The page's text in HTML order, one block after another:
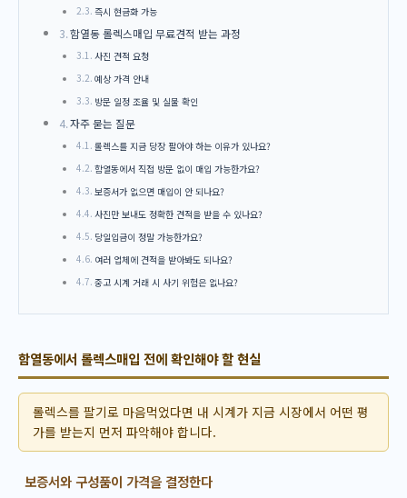
즉시 현금화 가능
함열동 롤렉스매입 무료견적 받는 과정
사진 견적 요청
예상 가격 안내
방문 일정 조율 및 실물 확인
자주 묻는 질문
롤렉스를 지금 당장 팔아야 하는 이유가 있나요?
함열동에서 직접 방문 없이 매입 가능한가요?
보증서가 없으면 매입이 안 되나요?
사진만 보내도 정확한 견적을 받을 수 있나요?
당일입금이 정말 가능한가요?
여러 업체에 견적을 받아봐도 되나요?
중고 시계 거래 시 사기 위험은 없나요?
함열동에서 롤렉스매입 전에 확인해야 할 현실
롤렉스를 팔기로 마음먹었다면 내 시계가 지금 시장에서 어떤 평
가를 받는지 먼저 파악해야 합니다.
보증서와 구성품이 가격을 결정한다